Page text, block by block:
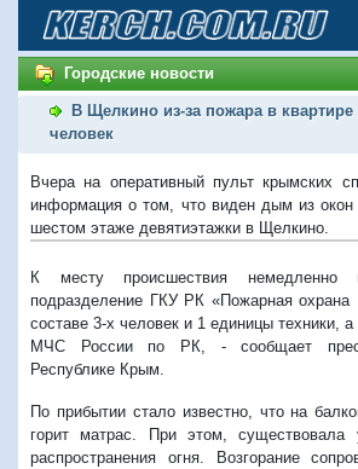
Городские новости
В Щелкино из-за пожара в квартире
человек
Вчера на оперативный пульт крымских
информация о том, что виден дым из окон
шестом этаже девятиэтажки в Щелкино.
К месту происшествия немедленно
подразделение ГКУ РК «Пожарная охрана
составе 3-х человек и 1 единицы техники,
МЧС России по РК, - сообщает
Республике Крым.
По прибытии стало известно, что на
горит матрас. При этом, существовала
распространения огня. Возгорание